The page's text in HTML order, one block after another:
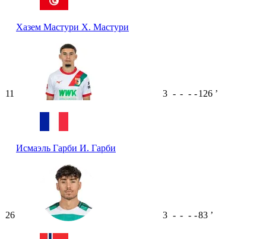
Хазем Мастури Х. Мастури
11
Исмаэль Гарби И. Гарби
3 - - - -126 ʼ
26 3 - - - -83 ʼ